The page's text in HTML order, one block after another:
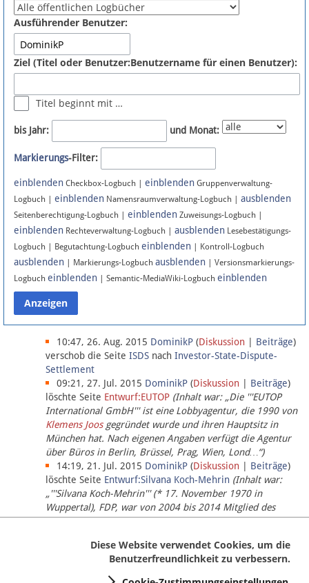
Fördermitglied werden
Fehler melden
Newsletter
Bluesky
Facebook
Instagram
Anmelden
Datenschutz
Über Lobbypedia
Impressum
Ausführender Benutzer:
Ziel (Titel oder Benutzer:Benutzername für einen Benutzer):
Titel beginnt mit …
bis Jahr: und Monat:
Markierungs-Filter:
einblenden Checkbox-Logbuch | einblenden Gruppenverwaltung-
Logbuch | einblenden Namensraumverwaltung-Logbuch | ausblenden
Seitenberechtigung-Logbuch | einblenden Zuweisungs-Logbuch |
einblenden Rechteverwaltung-Logbuch | ausblenden Lesebestätigungs-
Logbuch | Begutachtung-Logbuch einblenden | Kontroll-Logbuch
ausblenden | Markierungs-Logbuch ausblenden | Versionsmarkierungs-
Logbuch einblenden | Semantic-MediaWiki-Logbuch einblenden
10:47, 26. Aug. 2015 DominikP (Diskussion Beiträge)
verschob die Seite ISDS nach Investor-State-Dispute-
Settlement
09:21, 27. Jul. 2015 DominikP (Diskussion Beiträge)
löschte Seite Entwurf:EUTOP (Inhalt war: „Die '''EUTOP
International GmbH''' ist eine Lobbyagentur, die 1990 von
Klemens Joosgegründet wurde und ihren Hauptsitz in
München hat. Nach eigenen Angaben verfügt die Agentur
über Büros in Berlin, Brüssel, Prag, Wien, Lond…“)
14:19, 21. Jul. 2015 DominikP (Diskussion Beiträge)
löschte Seite Entwurf:Silvana Koch-Mehrin (Inhalt war:
„'''Silvana Koch-Mehrin''' (* 17. November 1970 in
Wuppertal), FDP, war von 2004 bis 2014 Mitglied des
Europäischen Parlaments, seit November 2014 ist sie für
Diese Website verwendet Cookies, um die
Benutzerfreundlichkeit zu verbessern.